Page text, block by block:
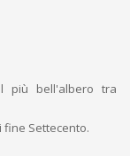
più bell'albero tra
Settecento.